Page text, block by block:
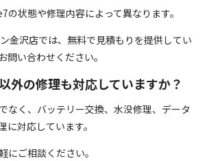
状態や修理内容によって異なります。
金沢店では、無料で見積もりを提供してい
問い合わせください。
外の修理も対応していますか？
なく、バッテリー交換、水没修理、データ
に対応しています。
にご相談ください。